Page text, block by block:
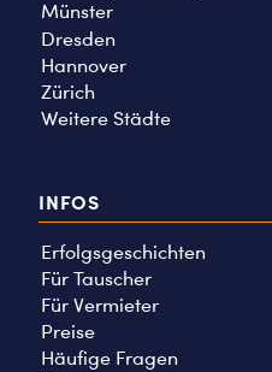
Münster
Dresden
Hannover
Zürich
Weitere Städte
INFOS
Erfolgsgeschichten
Für Tauscher
Für Vermieter
Preise
Häufige Fragen